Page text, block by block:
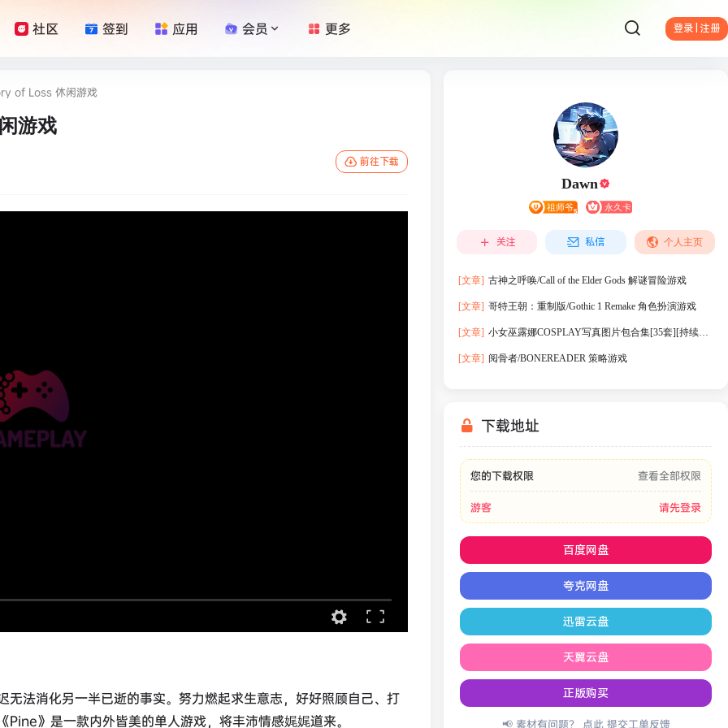
登录 | 注册
社区 签到 应用 会员 更多
of Loss 休闲游戏
游戏
前往下载
法消化另一半已逝的事实。努力燃起求生意志，好好照顾自己、打
》是一款内外皆美的单人游戏，将丰沛情感娓娓道来。
Dawn
关注 私信 个人主页
[文章] 古神之呼唤/Call of the Elder Gods 解谜冒险游戏
[文章] 哥特王朝：重制版/Gothic 1 Remake 角色扮演游戏
[文章] 小女巫露娜COSPLAY写真图片包合集[35套][持续更
[文章] 阅骨者/BONEREADER 策略游戏
下载地址
您的下载权限 查看全部权限
游客 请先登录
百度网盘
夸克网盘
迅雷云盘
天翼云盘
正版购买
📢 素材有问题？ 点此提交工单反馈